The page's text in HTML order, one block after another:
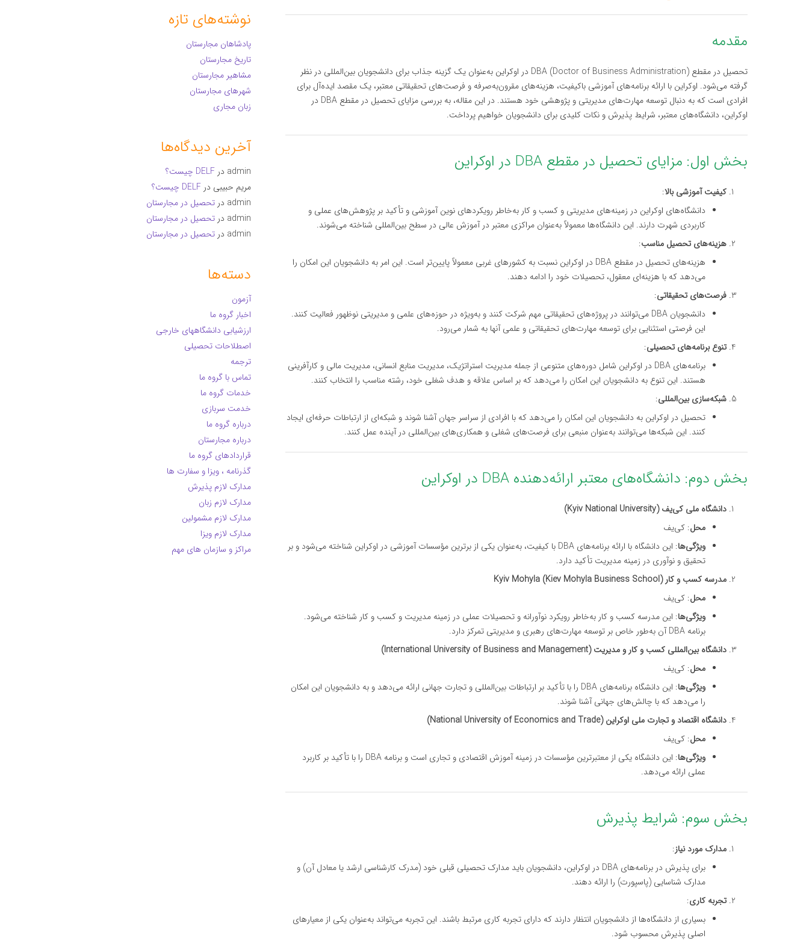
مقدمه
تحصیل در مقطع DBA (Doctor of Business Administration) در اوکراین به‌عنوان یک گزینه جذاب برای دانشجویان بین‌المللی در نظر
گرفته می‌شود. اوکراین با ارائه برنامه‌های آموزشی باکیفیت، هزینه‌های مقرون‌به‌صرفه و فرصت‌های تحقیقاتی معتبر، یک مقصد ایده‌آل برای
افرادی است که به دنبال توسعه مهارت‌های مدیریتی و پژوهشی خود هستند. در این مقاله، به بررسی مزایای تحصیل در مقطع DBA در
اوکراین، دانشگاه‌های معتبر، شرایط پذیرش و نکات کلیدی برای دانشجویان خواهیم پرداخت.
بخش اول: مزایای تحصیل در مقطع DBA در اوکراین
کیفیت آموزشی بالا:
دانشگاه‌های اوکراین در زمینه‌های مدیریتی و کسب و کار به‌خاطر رویکردهای نوین آموزشی و تأکید بر پژوهش‌های عملی و
کاربردی شهرت دارند. این دانشگاه‌ها معمولاً به‌عنوان مراکزی معتبر در آموزش عالی در سطح بین‌المللی شناخته می‌شوند.
هزینه‌های تحصیل مناسب:
هزینه‌های تحصیل در مقطع DBA در اوکراین نسبت به کشورهای غربی معمولاً پایین‌تر است. این امر به دانشجویان این امکان را
می‌دهد که با هزینه‌ای معقول، تحصیلات خود را ادامه دهند.
فرصت‌های تحقیقاتی:
دانشجویان DBA می‌توانند در پروژه‌های تحقیقاتی مهم شرکت کنند و به‌ویژه در حوزه‌های علمی و مدیریتی نوظهور فعالیت کنند.
این فرصتی استثنایی برای توسعه مهارت‌های تحقیقاتی و علمی آنها به شمار می‌رود.
تنوع برنامه‌های تحصیلی:
برنامه‌های DBA در اوکراین شامل دوره‌های متنوعی از جمله مدیریت استراتژیک، مدیریت منابع انسانی، مدیریت مالی و کارآفرینی
هستند. این تنوع به دانشجویان این امکان را می‌دهد که بر اساس علاقه و هدف شغلی خود، رشته مناسب را انتخاب کنند.
شبکه‌سازی بین‌المللی:
تحصیل در اوکراین به دانشجویان این امکان را می‌دهد که با افرادی از سراسر جهان آشنا شوند و شبکه‌ای از ارتباطات حرفه‌ای ایجاد
کنند. این شبکه‌ها می‌توانند به‌عنوان منبعی برای فرصت‌های شغلی و همکاری‌های بین‌المللی در آینده عمل کنند.
بخش دوم: دانشگاه‌های معتبر ارائه‌دهنده DBA در اوکراین
دانشگاه ملی کی‌یف (Kyiv National University)
محل: کی‌یف
ویژگی‌ها
: این دانشگاه با ارائه برنامه‌های DBA با کیفیت، به‌عنوان یکی از برترین مؤسسات آموزشی در اوکراین شناخته می‌شود و بر
تحقیق و نوآوری در زمینه مدیریت تأکید دارد.
مدرسه کسب و کار Kyiv Mohyla (Kiev Mohyla Business School)
محل: کی‌یف
ویژگی‌ها: این مدرسه کسب و کار به‌خاطر رویکرد نوآورانه و تحصیلات عملی در زمینه مدیریت و کسب و کار شناخته می‌شود.
برنامه DBA آن به‌طور خاص بر توسعه مهارت‌های رهبری و مدیریتی تمرکز دارد.
دانشگاه بین‌المللی کسب و کار و مدیریت (International University of Business and Management)
محل: کی‌یف
ویژگی‌ها
: این دانشگاه برنامه‌های DBA را با تأکید بر ارتباطات بین‌المللی و تجارت جهانی ارائه می‌دهد و به دانشجویان این امکان
را می‌دهد که با چالش‌های جهانی آشنا شوند.
دانشگاه اقتصاد و تجارت ملی اوکراین (National University of Economics and Trade)
محل: کی‌یف
ویژگی‌ها
: این دانشگاه یکی از معتبرترین مؤسسات در زمینه آموزش اقتصادی و تجاری است و برنامه DBA را با تأکید بر کاربرد
عملی ارائه می‌دهد.
بخش سوم: شرایط پذیرش
مدارک مورد نیاز:
برای پذیرش در برنامه‌های DBA در اوکراین، دانشجویان باید مدارک تحصیلی قبلی خود (مدرک کارشناسی ارشد یا معادل آن) و
مدارک شناسایی (پاسپورت) را ارائه دهند.
تجربه کاری:
بسیاری از دانشگاه‌ها از دانشجویان انتظار دارند که دارای تجربه کاری مرتبط باشند. این تجربه می‌تواند به‌عنوان یکی از معیارهای
اصلی پذیرش محسوب شود.
نوشته‌های تازه
پادشاهان مجارستان
تاریخ مجارستان
مشاهیر مجارستان
شهرهای مجارستان
زبان مجاری
آخرین دیدگاه‌ها
admin در DELF چیست؟
مریم حبیبی در DELF چیست؟
admin در تحصیل در مجارستان
admin در تحصیل در مجارستان
admin در تحصیل در مجارستان
دسته‌ها
آزمون
اخبار گروه ما
ارزشیابی دانشگاههای خارجی
اصطلاحات تحصیلی
ترجمه
تماس با گروه ما
خدمات گروه ما
خدمت سربازی
درباره گروه ما
درباره مجارستان
قراردادهای گروه ما
گذرنامه ، ویزا و سفارت ها
مدارک لازم پذیرش
مدارک لازم زبان
مدارک لازم مشمولین
مدارک لازم ویزا
مراکز و سازمان های مهم